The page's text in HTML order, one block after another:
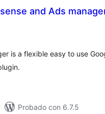
and Ads
is a flexible easy to use
Probado con 6.7.5